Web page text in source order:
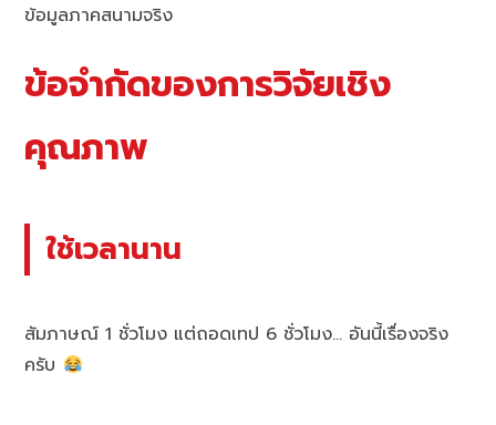
ข้อมูลภาคสนามจริง
ข้อจำกัดของการวิจัยเชิง
คุณภาพ
ใช้เวลานาน
สัมภาษณ์ 1 ชั่วโมง แต่ถอดเทป 6 ชั่วโมง… อันนี้เรื่องจริง
ครับ